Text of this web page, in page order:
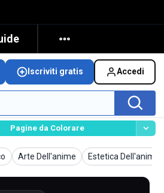
Iscriviti gratis Accedi
Pagine da Colorare
Arte Dell'anime
Sfondi Estetica Dell'anime
Sfondi